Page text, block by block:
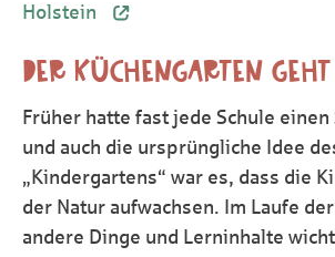
Holstein
DER KÜCHENGARTEN
Früher hatte fast jede Schule einen
und auch die ursprüngliche Idee
„Kindergartens“ war es, dass die
der Natur aufwachsen. Im Laufe
andere Dinge und Lerninhalte